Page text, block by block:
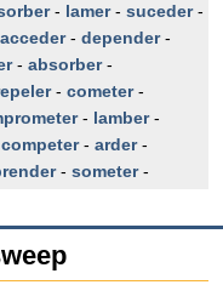
- lamer- suceder-
acceder- depender-
- absorber-
- cometer-
- lamber-
competer- arder-
- someter-